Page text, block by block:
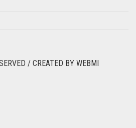
/ CREATED BY WEBMI